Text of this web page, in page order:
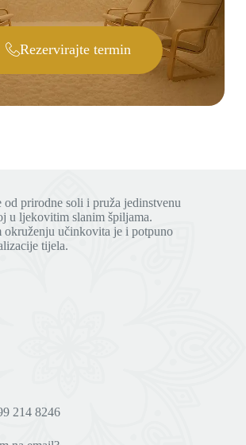
Rezervirajte termin
od prirodne soli i pruža jedinstvenu
u ljekovitim slanim špiljama.
okruženju učinkovita je i potpuno
tijela.
214 8246